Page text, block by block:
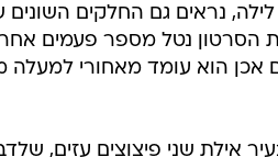
נראים גם החלקים
הסרטון נטל מספר פעמים
אכן הוא עומד מאחורי למעלה
אילת שני פיצוצים עזים,